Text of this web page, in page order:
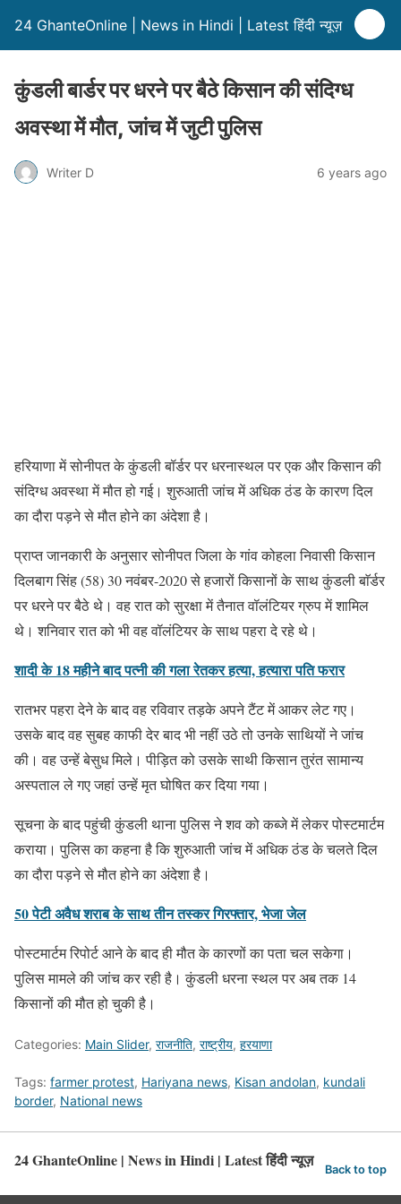
24 GhanteOnline | News in Hindi | Latest हिंदी न्यूज़
कुंडली बार्डर पर धरने पर बैठे किसान की संदिग्ध
अवस्था में मौत, जांच में जुटी पुलिस
Writer D 6 years ago
हरियाणा में सोनीपत के कुंडली बॉर्डर पर धरनास्थल पर एक और किसान की
संदिग्ध अवस्था में मौत हो गई। शुरुआती जांच में अधिक ठंड के कारण दिल
का दौरा पड़ने से मौत होने का अंदेशा है।
प्राप्त जानकारी के अनुसार सोनीपत जिला के गांव कोहला निवासी किसान
दिलबाग सिंह (58) 30 नवंबर-2020 से हजारों किसानों के साथ कुंडली बाॅर्डर
पर धरने पर बैठे थे। वह रात को सुरक्षा में तैनात वॉलंटियर ग्रुप में शामिल
थे। शनिवार रात को भी वह वॉलंटियर के साथ पहरा दे रहे थे।
शादी के 18 महीने बाद पत्नी की गला रेतकर हत्या, हत्यारा पति फरार
रातभर पहरा देने के बाद वह रविवार तड़के अपने टैंट में आकर लेट गए।
उसके बाद वह सुबह काफी देर बाद भी नहीं उठे तो उनके साथियों ने जांच
की। वह उन्हें बेसुध मिले। पीड़ित को उसके साथी किसान तुरंत सामान्य
अस्पताल ले गए जहां उन्हें मृत घोषित कर दिया गया।
सूचना के बाद पहुंची कुंडली थाना पुलिस ने शव को कब्जे में लेकर पोस्टमार्टम
कराया। पुलिस का कहना है कि शुरुआती जांच में अधिक ठंड के चलते दिल
का दौरा पड़ने से मौत होने का अंदेशा है।
50 पेटी अवैध शराब के साथ तीन तस्कर गिरफ्तार, भेजा जेल
पोस्टमार्टम रिपोर्ट आने के बाद ही मौत के कारणों का पता चल सकेगा।
पुलिस मामले की जांच कर रही है। कुंडली धरना स्थल पर अब तक 14
किसानों की मौत हो चुकी है।
Categories: Main Slider, राजनीति, राष्ट्रीय, हरयाणा
Tags: farmer protest, Hariyana news, Kisan andolan, kundali
border, National news
24 GhanteOnline | News in Hindi | Latest हिंदी न्यूज़ Back to top